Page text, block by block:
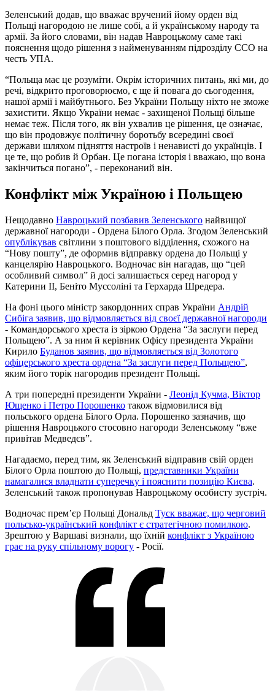
Зеленський додав, що вважає вручений йому орден від
Польщі нагородою не лише собі, а й українському народу та
армії. За його словами, він надав Навроцькому саме такі
пояснення щодо рішення з найменуванням підрозділу ССО на
честь УПА.
“Польща має це розуміти. Окрім історичних питань, які ми, до
речі, відкрито проговорюємо, є ще й повага до сьогодення,
нашої армії і майбутнього. Без України Польщу ніхто не зможе
захистити. Якщо України немає - захищеної Польщі більше
немає теж. Після того, як він ухвалив це рішення, це означає,
що він продовжує політичну боротьбу всередині своєї
держави шляхом підняття настроїв і ненависті до українців. І
це те, що робив й Орбан. Це погана історія і вважаю, що вона
закінчиться погано”, - переконаний він.
Конфлікт між Україною і Польщею
Нещодавно Навроцький позбавив Зеленського найвищої
державної нагороди - Ордена Білого Орла. Згодом Зеленський
опублікував світлини з поштового відділення, схожого на
“Нову пошту”, де оформив відправку ордена до Польщі у
канцелярію Навроцького. Водночас він нагадав, що “цей
особливий символ” й досі залишається серед нагород у
Катерини ІІ, Беніто Муссоліні та Герхарда Шредера.
На фоні цього міністр закордонних справ України Андрій
Сибіга заявив, що відмовляється від своєї державної нагороди
- Командорського хреста із зіркою Ордена “За заслуги перед
Польщею”. А за ним й керівник Офісу президента України
Кирило Буданов заявив, що відмовляється від Золотого
офіцерського хреста ордена “За заслуги перед Польщею”,
яким його торік нагородив президент Польщі.
А три попередні президенти України - Леонід Кучма, Віктор
Ющенко і Петро Порошенко також відмовилися від
польського ордена Білого Орла. Порошенко зазначив, що
рішення Навроцького стосовно нагороди Зеленському “вже
привітав Медведєв”.
Нагадаємо, перед тим, як Зеленський відправив свій орден
Білого Орла поштою до Польщі, представники України
намагалися владнати суперечку і пояснити позицію Києва.
Зеленський також пропонував Навроцькому особисту зустріч.
Водночас прем’єр Польщі Дональд Туск вважає, що черговий
польсько-український конфлікт є стратегічною помилкою.
Зрештою у Варшаві визнали, що їхній конфлікт з Україною
грає на руку спільному ворогу - Росії.